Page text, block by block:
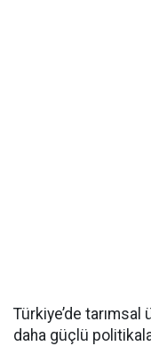
Türkiye’de
daha güçlü